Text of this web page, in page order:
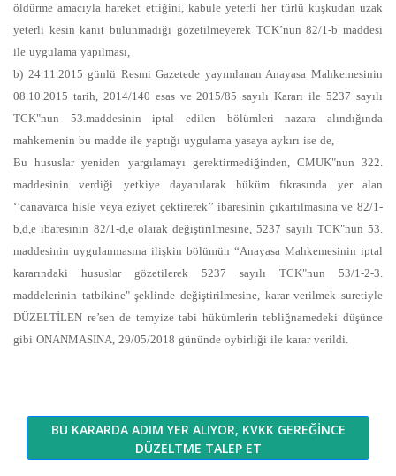
öldürme amacıyla hareket ettiğini, kabule yeterli her türlü kuşkudan uzak
yeterli kesin kanıt bulunmadığı gözetilmeyerek TCK’nun 82/1-b maddesi
ile uygulama yapılması,
b) 24.11.2015 günlü Resmi Gazetede yayımlanan Anayasa Mahkemesinin
08.10.2015 tarih, 2014/140 esas ve 2015/85 sayılı Kararı ile 5237 sayılı
TCK"nun 53.maddesinin iptal edilen bölümleri nazara alındığında
mahkemenin bu madde ile yaptığı uygulama yasaya aykırı ise de,
Bu hususlar yeniden yargılamayı gerektirmediğinden, CMUK"nun 322.
maddesinin verdiği yetkiye dayanılarak hüküm fıkrasında yer alan
‘’canavarca hisle veya eziyet çektirerek’’ ibaresinin çıkartılmasına ve 82/1-
b,d,e ibaresinin 82/1-d,e olarak değiştirilmesine, 5237 sayılı TCK"nun 53.
maddesinin uygulanmasına ilişkin bölümün “Anayasa Mahkemesinin iptal
kararındaki hususlar gözetilerek 5237 sayılı TCK"nun 53/1-2-3.
maddelerinin tatbikine" şeklinde değiştirilmesine, karar verilmek suretiyle
DÜZELTİLEN re’sen de temyize tabi hükümlerin tebliğnamedeki düşünce
gibi ONANMASINA, 29/05/2018 gününde oybirliği ile karar verildi.
BU KARARDA ADIM YER ALIYOR, KVKK GEREĞİNCE
DÜZELTME TALEP ET